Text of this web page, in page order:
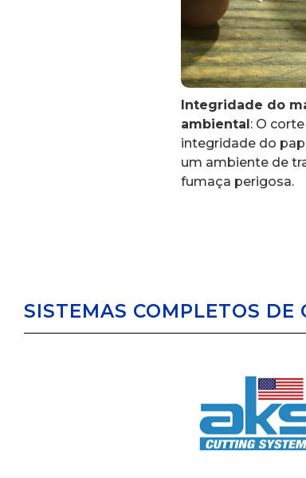
Integridade do
ambiental : O
integridade do
um ambiente de
fumaça perigosa.
SISTEMAS COMPLETOS DE